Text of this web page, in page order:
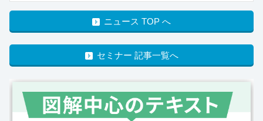
ニュース TOP へ
セミナー 記事一覧へ